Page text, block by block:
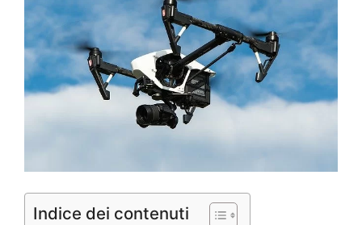
Indice dei contenuti